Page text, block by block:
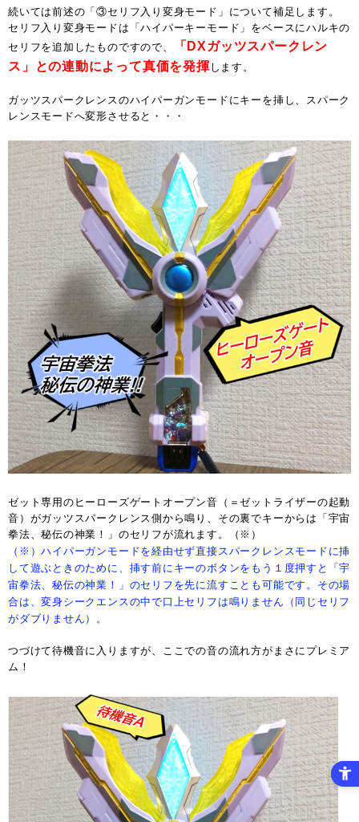
続いては前述の「③セリフ入り変身モード」について補足します。
セリフ入り変身モードは「ハイパーキーモード」をベースにハルキの
セリフを追加したものですので、
「DXガッツスパークレン
ス」との連動によって真価を発揮 します。
ガッツスパークレンスのハイパーガンモードにキーを挿し、スパーク
レンスモードへ変形させると・・・
ゼット専用のヒーローズゲートオープン音（＝ゼットライザーの起動
音）がガッツスパークレンス側から鳴り、その裏でキーからは「宇宙
拳法、秘伝の神業！」のセリフが流れます。（※）
（※）ハイパーガンモードを経由せず直接スパークレンスモードに挿
して遊ぶときのために、挿す前にキーのボタンをもう１度押すと「宇
宙拳法、秘伝の神業！」のセリフを先に流すことも可能です。 その場
合は、変身シークエンスの中で口上セリフは鳴りません（同じセリフ
がダブりません）。
つづけて待機音に入りますが、ここでの音の流れ方がまさにプレミア
ム！